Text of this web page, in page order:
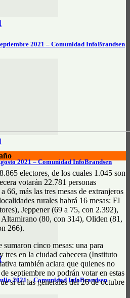
2021 – Comunidad InfoBrandsen
2021 – Comunidad InfoBrandsen
2021 – Comunidad InfoBrandsen
electores, de los cuales 1.045 son
votarán 22.781 personas
66, más las tres mesas de extranjeros
rurales habrá 16 mesas: El
Jeppener (69 a 75, con 2.392),
(80, con 314), Oliden (81,
266).
cinco mesas: una para
tres en la ciudad cabecera (Instituto
también aclara que quienes no
septiembre no podrán votar en estas
sí en las generales del 26 de octubre